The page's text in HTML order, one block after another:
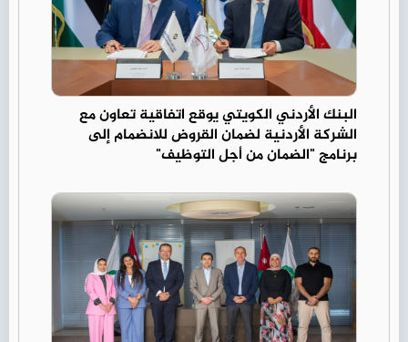
البنك الأردني الكويتي يوقع اتفاقية تعاون مع
الشركة الأردنية لضمان القروض للانضمام إلى
برنامج "الضمان من أجل التوظيف"